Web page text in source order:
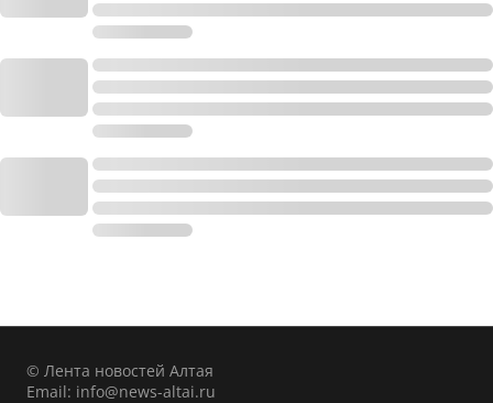
© Лента новостей Алтая
Email: info@news-altai.ru